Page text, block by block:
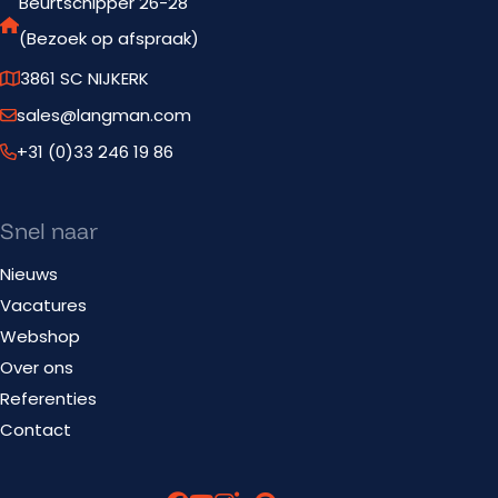
(Bezoek op afspraak)
3861 SC NIJKERK
sales@langman.com
+31 (0)33 246 19 86
Snel naar
Nieuws
Vacatures
Webshop
Over ons
Referenties
Contact